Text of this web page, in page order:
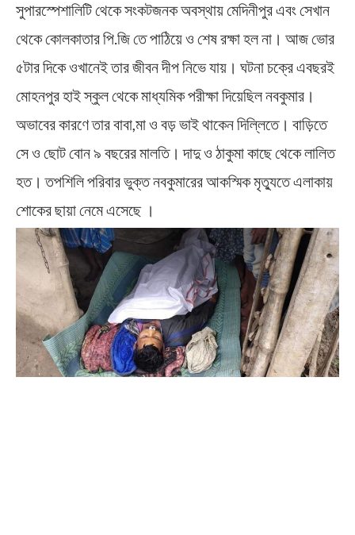
সুপারস্পেশালিটি থেকে সংকটজনক অবস্থায় মেদিনীপুর এবং সেখান
থেকে কোলকাতার পি.জি তে পাঠিয়ে ও শেষ রক্ষা হল না। আজ ভোর
৫টার দিকে ওখানেই তার জীবন দীপ নিভে যায়। ঘটনা চক্রে এবছরই
মোহনপুর হাই স্কুল থেকে মাধ্যমিক পরীক্ষা দিয়েছিল নবকুমার।
অভাবের কারণে তার বাবা,মা ও বড় ভাই থাকেন দিল্লিতে। বাড়িতে
সে ও ছোট বোন ৯ বছরের মালতি। দাদু ও ঠাকুমা কাছে থেকে লালিত
হত। তপশিলি পরিবার ভুক্ত নবকুমারের আকস্মিক মৃত্যুতে এলাকায়
শোকের ছায়া নেমে এসেছে ।